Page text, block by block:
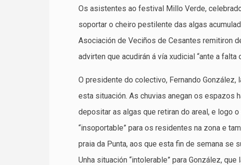
Os asistentes ao festival Millo Verde,
soportar o cheiro pestilente das algas
Asociación de Veciños de Cesantes remitiron
advirten que acudirán á vía xudicial “ante a
O presidente do colectivo, Fernando González,
esta situación. As chuvias anegan os espazos
depositar as algas que retiran do areal, e logo
“insoportable” para os residentes na zona e
praia da Punta, aos que esta fin de semana
Unha situación “intolerable” para González,